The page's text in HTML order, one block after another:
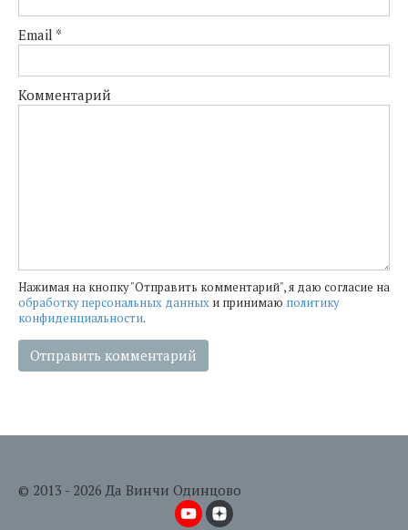
Email *
Комментарий
Нажимая на кнопку "Отправить комментарий", я даю согласие на
обработку персональных данных и принимаю политику
конфиденциальности.
© 2013 - 2026 Да Винчи Одинцово